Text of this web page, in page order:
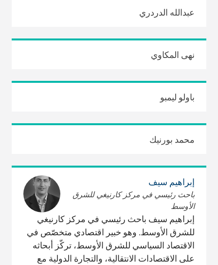
عبدالله الدردري
نهى المكاوي
باولو ليمبو
محمد بورنيك
إبراهيم سيف
باحث رئيسي في مركز كارنيغي للشرق
الأوسط
إبراهيم سيف باحث رئيسي في مركز كارنيغي
للشرق الأوسط. وهو خبير اقتصادي متخصّص في
الاقتصاد السياسي للشرق الأوسط، تركّز أبحاثه
على الاقتصادات الانتقالية، والتجارة الدولية مع